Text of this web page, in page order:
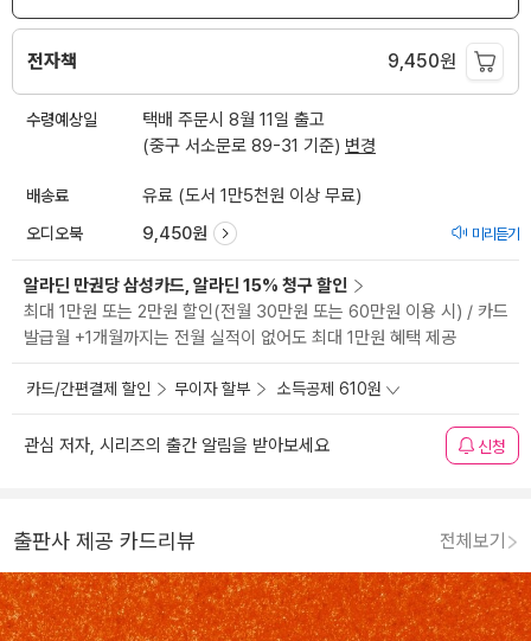
전자책 9,450원
수령예상일
택배 주문시 8월 11일 출고
(중구 서소문로 89-31 기준) 변경
배송료 유료 (도서 1만5천원 이상 무료)
오디오북 9,450원 미리듣기
알라딘 만권당 삼성카드, 알라딘 15% 청구 할인
최대 1만원 또는 2만원 할인(전월 30만원 또는 60만원 이용 시) / 카드
발급월 +1개월까지는 전월 실적이 없어도 최대 1만원 혜택 제공
카드/간편결제 할인 무이자 할부 소득공제 610원
관심 저자, 시리즈의 출간 알림을 받아보세요 신청
출판사 제공 카드리뷰 전체보기